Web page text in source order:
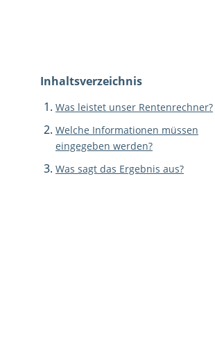
Inhaltsverzeichnis
Was leistet unser Rentenrechner?
Welche Informationen müssen
eingegeben werden?
Was sagt das Ergebnis aus?